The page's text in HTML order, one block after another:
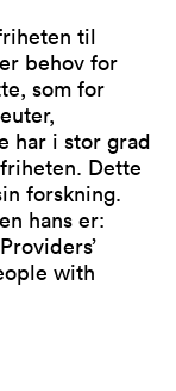
til
behov for
som for
har i stor grad
Dette
forskning.
hans er:
with